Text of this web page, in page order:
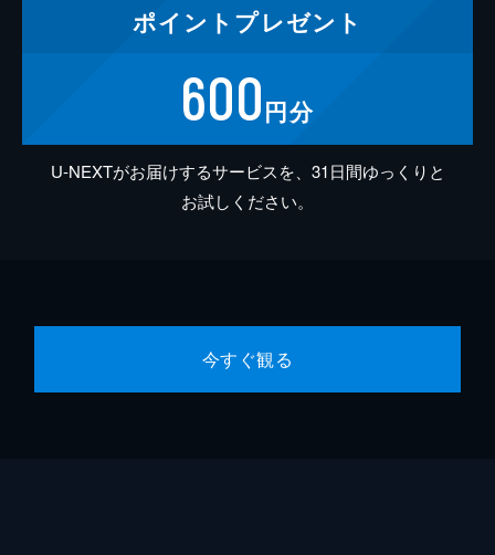
ポイント プレゼント
600円分
U-NEXTがお届けするサービスを、31日間ゆっくりと
お試しください。
今すぐ観る